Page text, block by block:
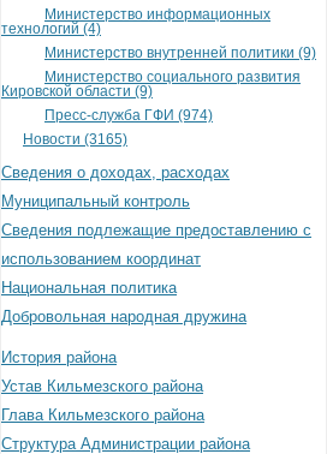
Министерство информационных
технологий (4)
Министерство внутренней политики (9)
Министерство социального развития
Кировской области (9)
Пресс-служба ГФИ (974)
Новости (3165)
Сведения о доходах, расходах
Муниципальный контроль
Сведения подлежащие предоставлению с
использованием координат
Национальная политика
Добровольная народная дружина
История района
Устав Кильмезского района
Глава Кильмезского района
Структура Администрации района